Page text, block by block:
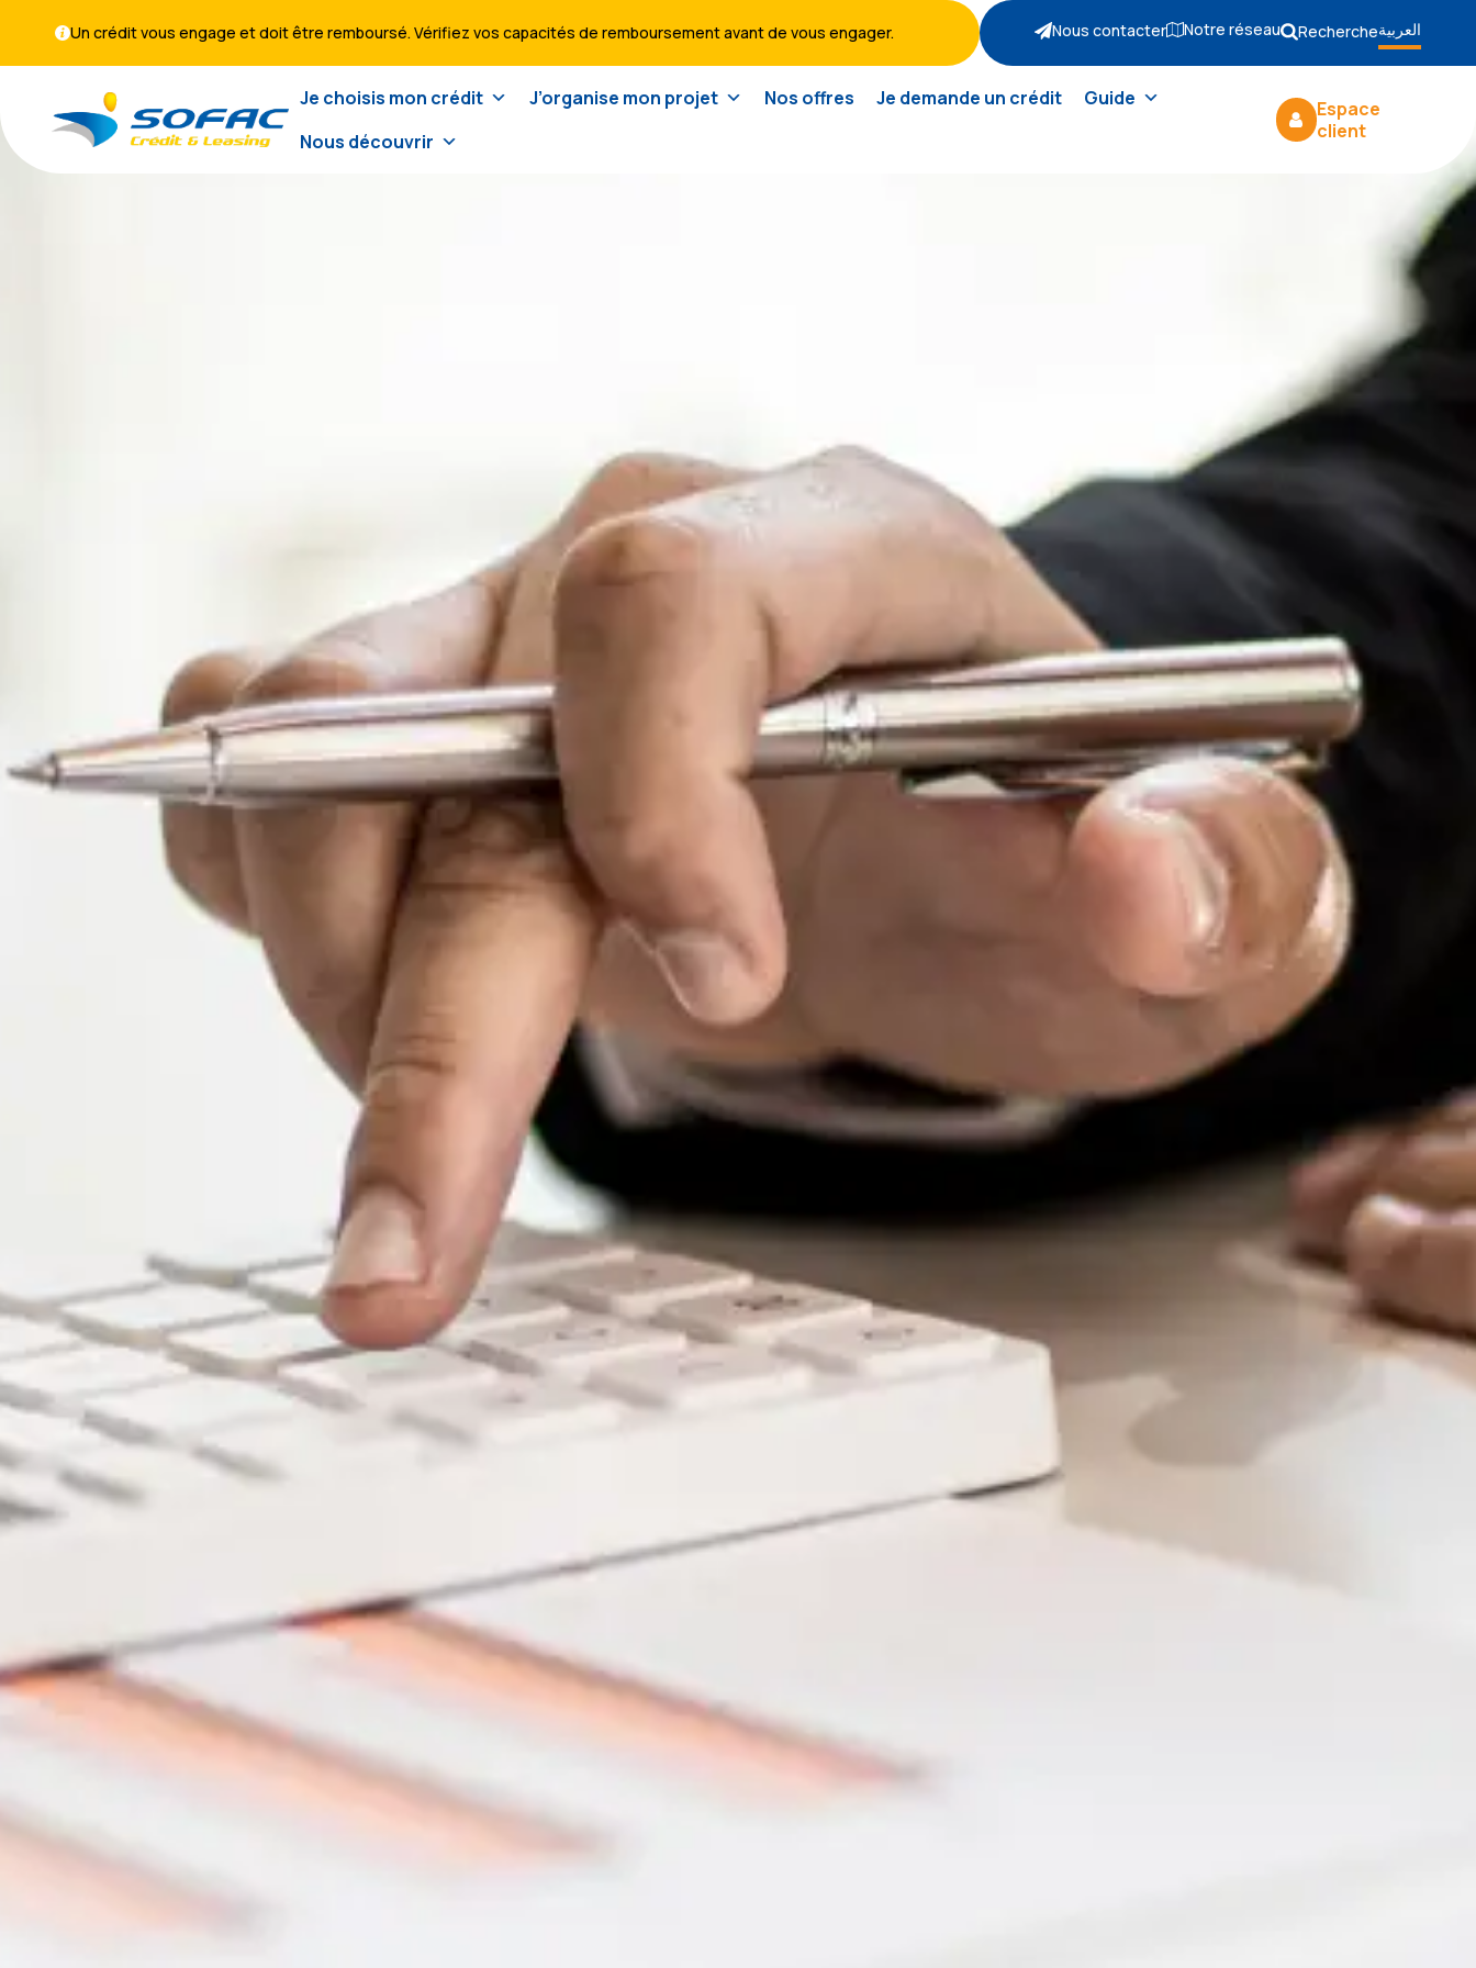
Un crédit vous engage et doit être remboursé. Vérifiez vos capacités de remboursement avant de vous engager. Nous contacter Notre réseau Rechercheالعربية
Je choisis mon crédit J’organise mon projet Nos offres Je demande un crédit
Guide
Nous découvrir
Espace
client